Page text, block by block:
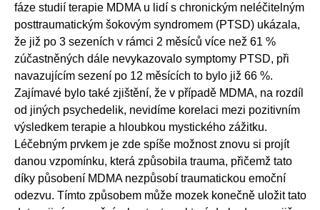
fáze studií terapie MDMA u lidí s chronickým neléčitelným
posttraumatickým šokovým syndromem (PTSD) ukázala,
že již po 3 sezeních v rámci 2 měsíců více než 61 %
zúčastněných dále nevykazovalo symptomy PTSD, při
navazujícím sezení po 12 měsících to bylo již 66 %.
Zajímavé bylo také zjištění, že v případě MDMA, na rozdíl
od jiných psychedelik, nevidíme korelaci mezi pozitivním
výsledkem terapie a hloubkou mystického zážitku.
Léčebným prvkem je zde spíše možnost znovu si projít
danou vzpomínku, která způsobila trauma, přičemž tato
díky působení MDMA nezpůsobí traumatickou emoční
odezvu. Tímto způsobem může mozek konečně uložit tato